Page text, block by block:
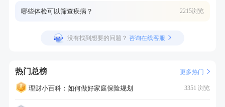
哪些体检可以筛查疾病？ 2215浏览
没有找到想要的问题？ 咨询在线客服
热门总榜 更多热门
理财小百科：如何做好家庭保险规划 3351 浏览